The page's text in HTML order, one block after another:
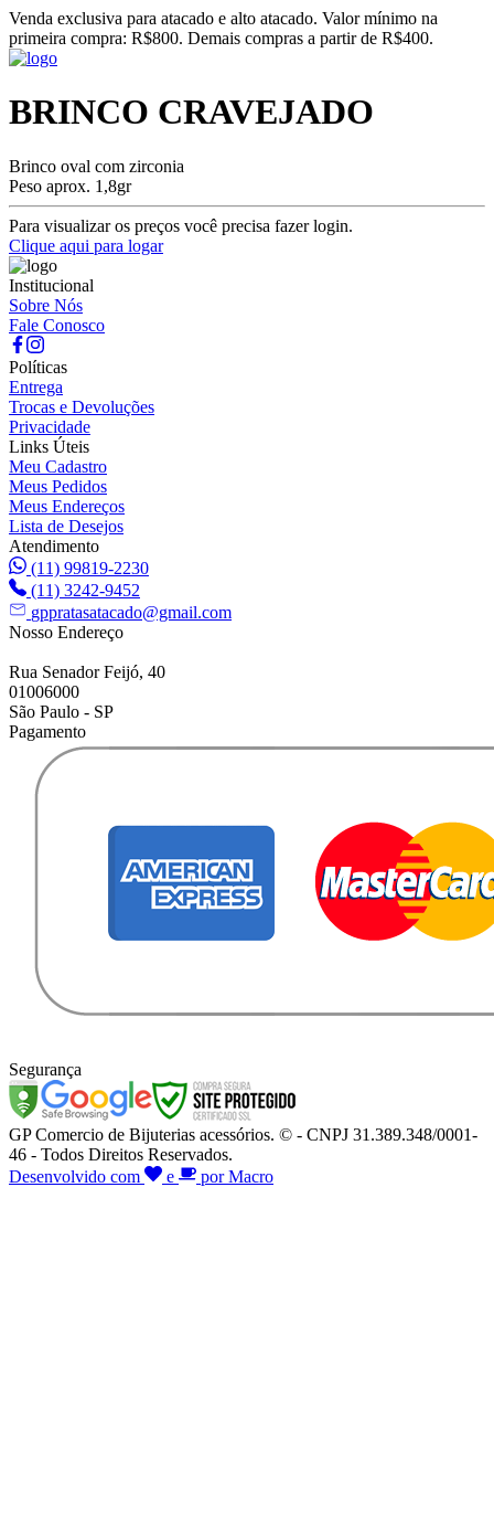
Venda exclusiva para atacado e alto atacado. Valor mínimo na
primeira compra: R$800. Demais compras a partir de R$400.
BRINCO CRAVEJADO
Brinco oval com zirconia
Peso aprox. 1,8gr
Para visualizar os preços você precisa fazer login.
Clique aqui para logar
Institucional
Sobre Nós
Fale Conosco
Políticas
Entrega
Trocas e Devoluções
Privacidade
Links Úteis
Meu Cadastro
Meus Pedidos
Meus Endereços
Lista de Desejos
Atendimento
(11) 99819-2230
(11) 3242-9452
gppratasatacado@gmail.com
Nosso Endereço
Rua Senador Feijó, 40
01006000
São Paulo - SP
Pagamento
Segurança
GP Comercio de Bijuterias acessórios. © - CNPJ 31.389.348/0001-
46 - Todos Direitos Reservados.
Desenvolvido com
e por Macro